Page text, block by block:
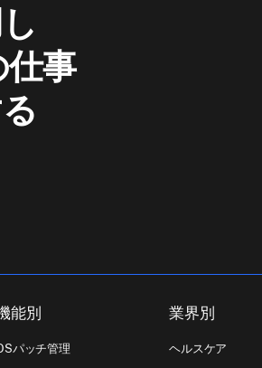
事
能別
パッチ管理
業界別
ヘルスケア